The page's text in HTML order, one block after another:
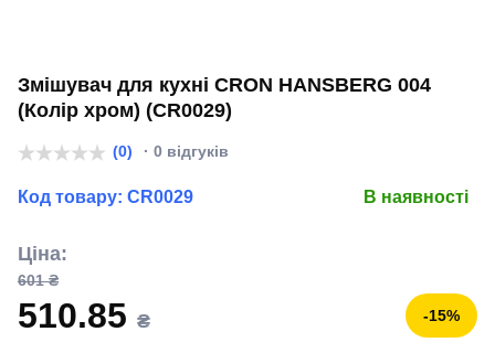
Змішувач для кухні CRON HANSBERG 004
(Колір хром) (CR0029)
(0) · 0 відгуків
Код товару: CR0029 В наявності
Ціна:
601 ₴
510.85 ₴ -15%